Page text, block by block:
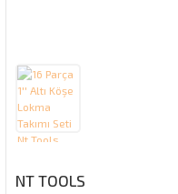
NT TOOLS